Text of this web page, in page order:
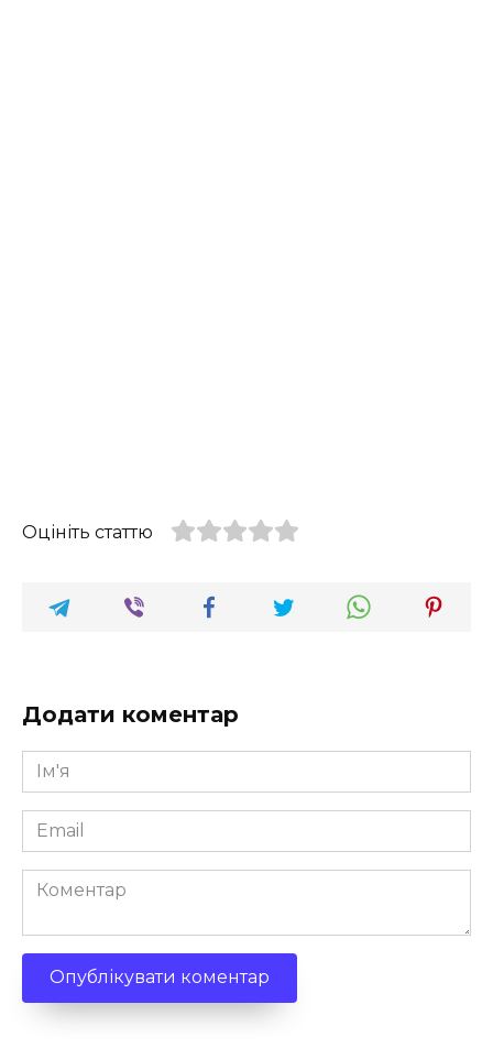
Оцініть статтю
Додати коментар
Ім'я
*
Email
*
Коментар